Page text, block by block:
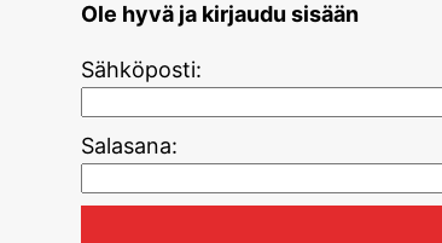
Ole hyvä ja kirjaudu sisään
Sähköposti:
Salasana: